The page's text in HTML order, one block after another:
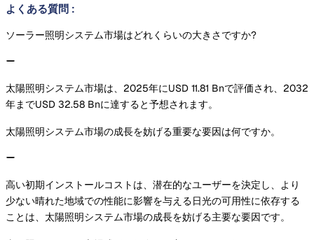
よくある質問 :
ソーラー照明システム市場はどれくらいの大きさですか?
太陽照明システム市場は、2025年にUSD 11.81 Bnで評価され、2032
年までUSD 32.58 Bnに達すると予想されます。
太陽照明システム市場の成長を妨げる重要な要因は何ですか。
高い初期インストールコストは、潜在的なユーザーを決定し、より
少ない晴れた地域での性能に影響を与える日光の可用性に依存する
ことは、太陽照明システム市場の成長を妨げる主要な要因です。